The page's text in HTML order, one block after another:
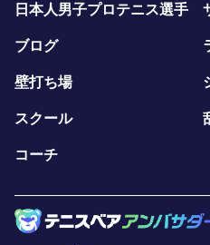
日本人男子プロテニス選手
ブログ
壁打ち場
スクール
コーチ